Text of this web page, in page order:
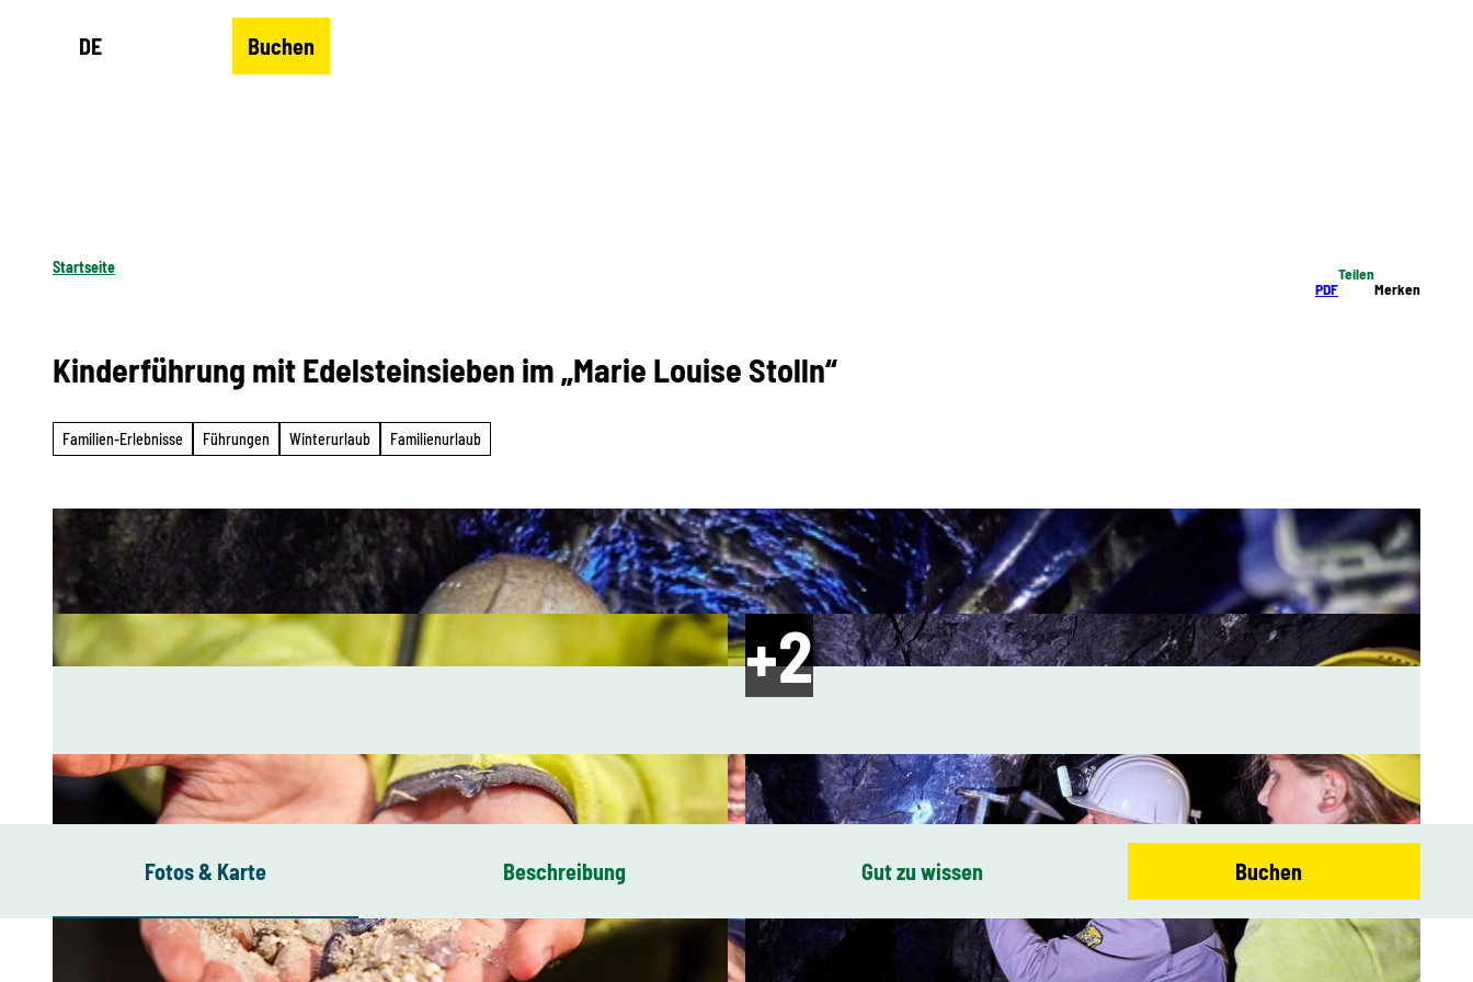
DE Buchen
Startseite
PDF
Teilen
Merken
Kinderführung mit Edelsteinsieben im „Marie Louise Stolln“
Familien-Erlebnisse Führungen Winterurlaub Familienurlaub
Fotos & Karte Beschreibung Gut zu wissen Buchen